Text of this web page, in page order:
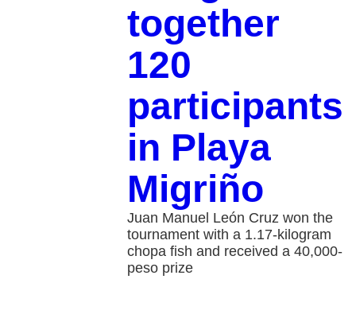
together
120
participants
in Playa
Migriño
Juan Manuel León Cruz won the
tournament with a 1.17-kilogram
chopa fish and received a 40,000-
peso prize